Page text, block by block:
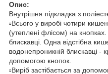
Опис:
Внутрішня підкладка з
▫️Всього у виробі чотири
(утеплені флісом) на
блискавці. Одна відстібна
водонепроникній блискавці -
допомогою кнопок.
▫️Виріб застібається за